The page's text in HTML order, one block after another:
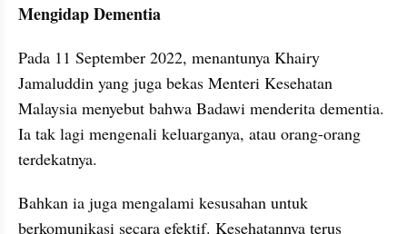
Mengidap Dementia
Pada 11 September 2022, menantunya Khairy
Jamaluddin yang juga bekas Menteri Kesehatan
Malaysia menyebut bahwa Badawi menderita dementia.
Ia tak lagi mengenali keluarganya, atau orang-orang
terdekatnya.
Bahkan ia juga mengalami kesusahan untuk
berkomunikasi secara efektif. Kesehatannya terus